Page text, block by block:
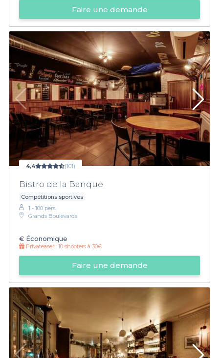
Faire une demande
4,4 (101)
Bistro de la Banque
Compétitions sportives
1 - 100 pers.
Grands Boulevards
€ Économique
Privateaser : 10 shooters à 30€
Faire une demande